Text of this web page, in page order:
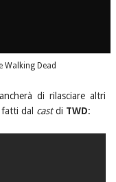
Walking Dead
di rilasciare altri
dal castdi TWD: